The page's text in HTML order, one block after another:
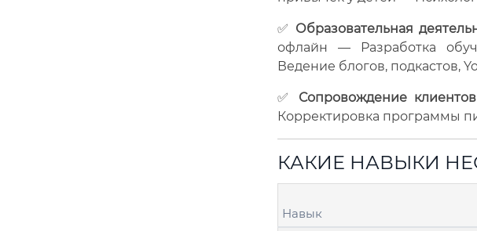
✅ Образовательная
офлайн — Разработка
Ведение блогов, подкастов,
✅ Сопровождение клиентов
Корректировка программы
КАКИЕ НАВЫКИ
Навык